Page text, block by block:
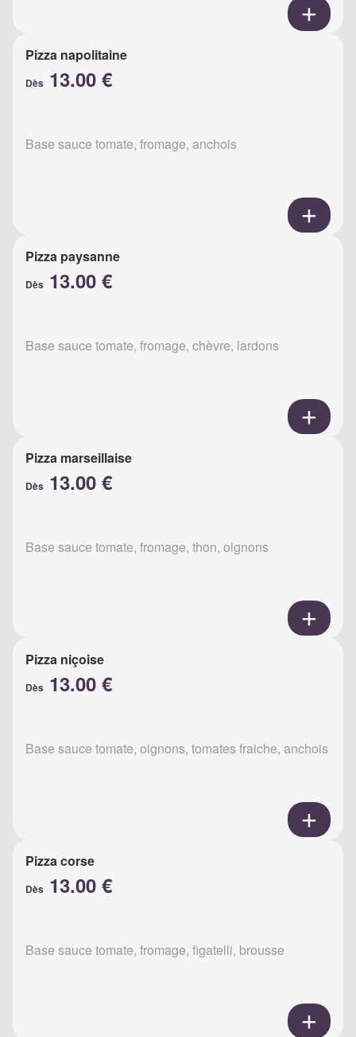
Pizza napolitaine
Dès 13.00 €
Base sauce tomate, fromage, anchois
Pizza paysanne
Dès 13.00 €
Base sauce tomate, fromage, chèvre, lardons
Pizza marseillaise
Dès 13.00 €
Base sauce tomate, fromage, thon, oignons
Pizza niçoise
Dès 13.00 €
Base sauce tomate, oignons, tomates fraiche, anchois
Pizza corse
Dès 13.00 €
Base sauce tomate, fromage, figatelli, brousse